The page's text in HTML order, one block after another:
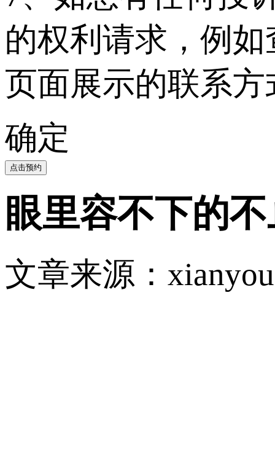
的权利请求，例
页面展示的联系
确定
点击预约
眼里容不下的
文章来源：xianyou